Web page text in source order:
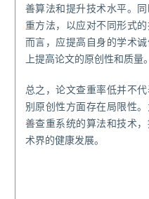
善算法和提升技术水平。
重方法，以应对不同形式
而言，应提高自身的学术
上提高论文的原创性和质量。
总之，论文查重率低并不
别原创性方面存在局限性
善查重系统的算法和技术
术界的健康发展。